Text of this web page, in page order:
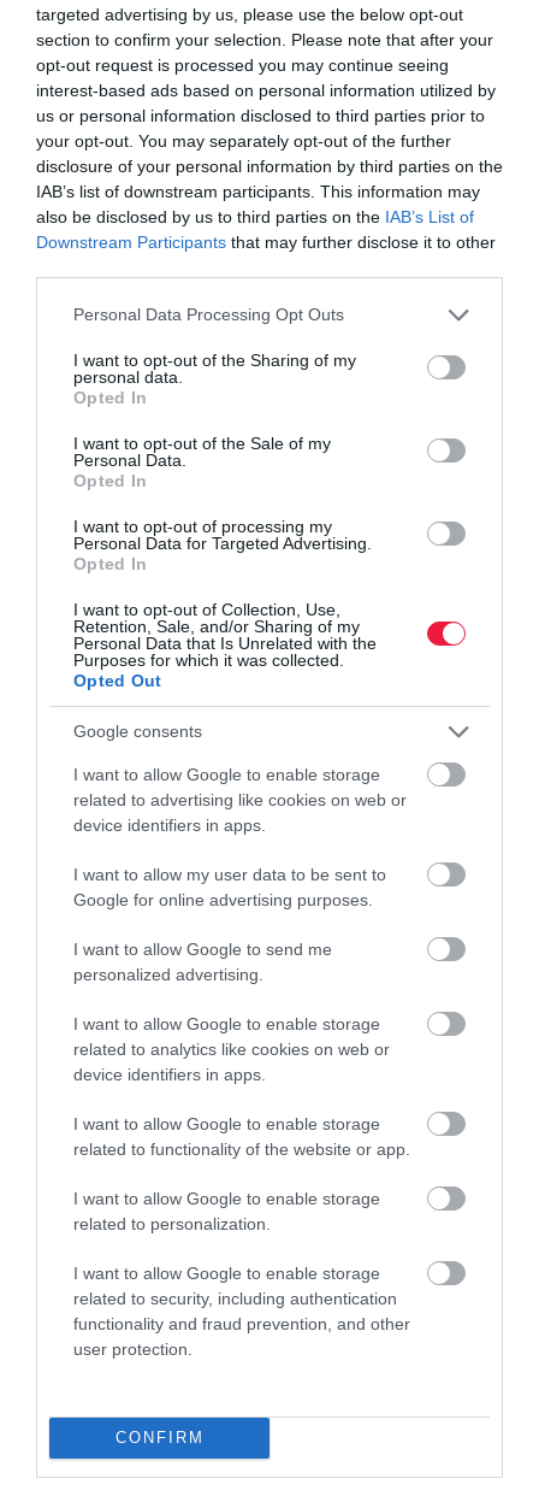
targeted advertising by us, please use the below opt-out
section to confirm your selection. Please note that after your
opt-out request is processed you may continue seeing
interest-based ads based on personal information utilized by
us or personal information disclosed to third parties prior to
your opt-out. You may separately opt-out of the further
disclosure of your personal information by third parties on the
IAB’s list of downstream participants. This information may
also be disclosed by us to third parties on the IAB’s List of
Downstream Participants that may further disclose it to other
Please note that this website/app uses one or more Google
not limited to your visit or usage behaviour. You may click to
grant or deny consent to Google and its third-party tags to
use your data for below specified purposes in below Google
consent section.
Personal Data Processing Opt Outs
I want to opt-out of the Sharing of my
personal data.
Opted In
I want to opt-out of the Sale of my
Personal Data.
Opted In
I want to opt-out of processing my
Personal Data for Targeted Advertising.
Opted In
I want to opt-out of Collection, Use,
Retention, Sale, and/or Sharing of my
Personal Data that Is Unrelated with the
Purposes for which it was collected.
Opted Out
Google consents
I want to allow Google to enable storage
related to advertising like cookies on web or
device identifiers in apps.
I want to allow my user data to be sent to
Google for online advertising purposes.
I want to allow Google to send me
personalized advertising.
I want to allow Google to enable storage
related to analytics like cookies on web or
device identifiers in apps.
I want to allow Google to enable storage
related to functionality of the website or app.
I want to allow Google to enable storage
related to personalization.
I want to allow Google to enable storage
related to security, including authentication
functionality and fraud prevention, and other
user protection.
CONFIRM
NYUGDÍJ
Lenyúlták az idős lakókat két otthonban, ez lett a
Adó- és Vámhivatal Hajdú-Bihar vármegyében. A lakók ma már
biztonságban, méltó körülmények között élnek, szakemberek
gondozásában.
Nem a mocsok volt az egyetlen gond a bezáratott
húsüzemnél